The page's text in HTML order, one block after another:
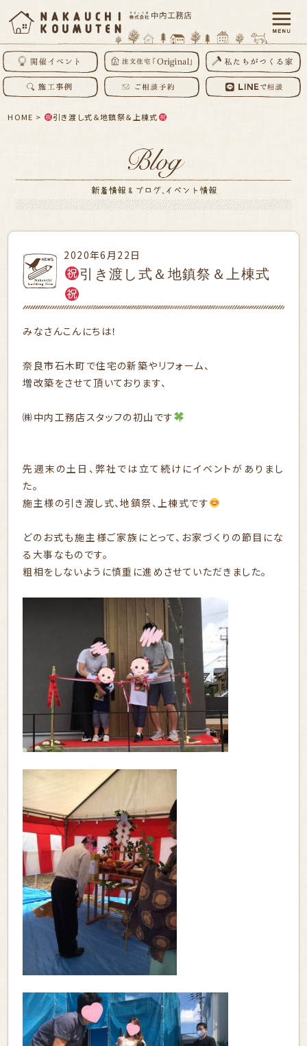
HOME > 引き渡し式＆地鎮祭＆上棟式
2020年6月22日
引き渡し式＆地鎮祭＆上棟式
みなさんこんにちは！
奈良市石木町で住宅の新築やリフォーム、
増改築をさせて頂いております、
㈱中内工務店スタッフの初山です
先週末の土日、弊社では立て続けにイベントがありまし
た。
施主様の引き渡し式、地鎮祭、上棟式です
どのお式も施主様ご家族にとって、お家づくりの節目にな
る大事なものです。
粗相をしないように慎重に進めさせていただきました。